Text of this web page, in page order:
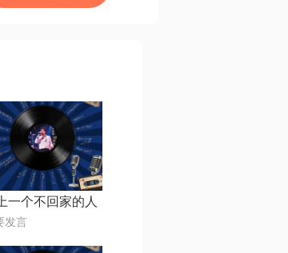
一个不回家的人
发言